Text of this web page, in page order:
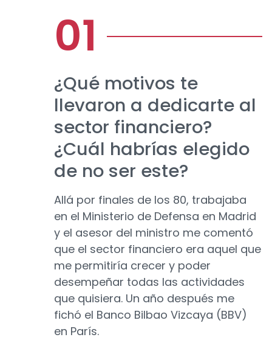
¿Qué motivos te
llevaron a dedicarte al
sector financiero?
¿Cuál habrías elegido
de no ser este?
Allá por finales de los 80, trabajaba
en el Ministerio de Defensa en Madrid
y el asesor del ministro me comentó
que el sector financiero era aquel que
me permitiría crecer y poder
desempeñar todas las actividades
que quisiera. Un año después me
fichó el Banco Bilbao Vizcaya (BBV)
en París.